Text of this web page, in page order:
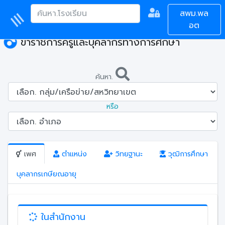
สพม.พล
อต
ข้าราชการครูและบุคลากรทางการศึกษา
ค้นหา.
หรือ
เพศ ตำแหน่ง วิทยฐานะ
วุฒิการศึกษา
บุคลากรเกษียณอายุ
ในสำนักงาน